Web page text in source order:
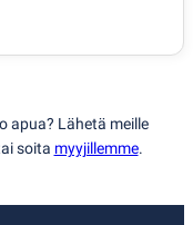
apua? Lähetä meille
soita myyjillemme.